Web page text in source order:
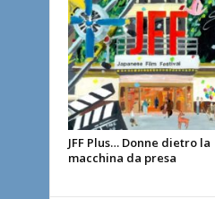
JFF Plus… Donne dietro la
macchina da presa